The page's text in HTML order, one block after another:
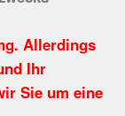
Allerdings
Ihr
Sie um eine